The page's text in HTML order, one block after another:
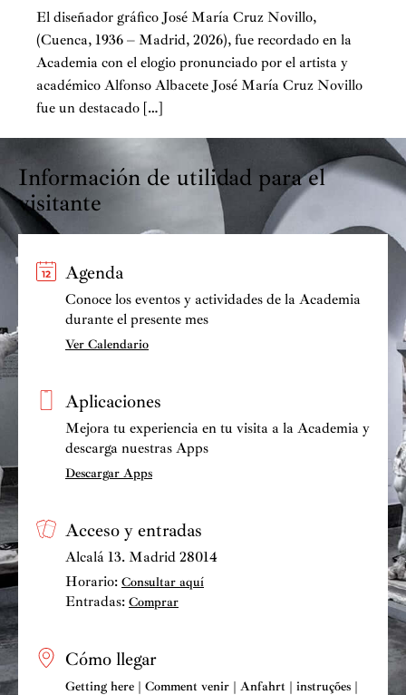
El diseñador gráfico José María Cruz Novillo,
(Cuenca, 1936 – Madrid, 2026), fue recordado en la
Academia con el elogio pronunciado por el artista y
académico Alfonso Albacete José María Cruz Novillo
fue un destacado […]
Información de utilidad para el
visitante
Agenda
Conoce los eventos y actividades de la Academia
durante el presente mes
Ver Calendario
Aplicaciones
Mejora tu experiencia en tu visita a la Academia y
descarga nuestras Apps
Descargar Apps
Acceso y entradas
Alcalá 13. Madrid 28014
Horario: Consultar aquí
Entradas: Comprar
Cómo llegar
Getting here | Comment venir | Anfahrt | instruções |